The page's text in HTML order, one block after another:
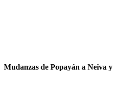
Mudanzas de Popayán a Neiva y